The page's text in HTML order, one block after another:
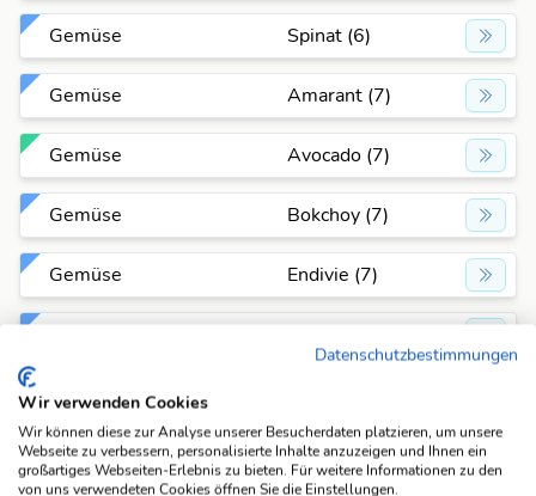
Gemüse Spinat (6)
Gemüse Amarant (7)
Gemüse Avocado (7)
Gemüse Bokchoy (7)
Gemüse Endivie (7)
Gemüse
Gemüse Karotte (7)
Datenschutzbestimmungen
Wir verwenden Cookies
Wir können diese zur Analyse unserer Besucherdaten platzieren, um unsere
Webseite zu verbessern, personalisierte Inhalte anzuzeigen und Ihnen ein
großartiges Webseiten-Erlebnis zu bieten. Für weitere Informationen zu den
von uns verwendeten Cookies öffnen Sie die Einstellungen.